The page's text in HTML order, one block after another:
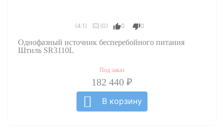
(4.1) (0) 0 0
Однофазный источник бесперебойного питания
Штиль SR3110L
Под заказ
182 440 ₽
В корзину